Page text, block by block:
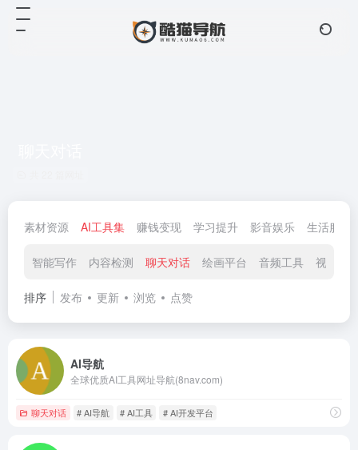
素材资源 AI工具集 赚钱变现 学习提升 影音娱乐 生活服务
智能写作 内容检测 聊天对话 绘画平台 音频工具 视频工
排序 发布 更新 浏览 点赞
AI导航
全球优质AI工具网址导航(8nav.com)
聊天对话 # AI导航 # AI工具 # AI开发平台